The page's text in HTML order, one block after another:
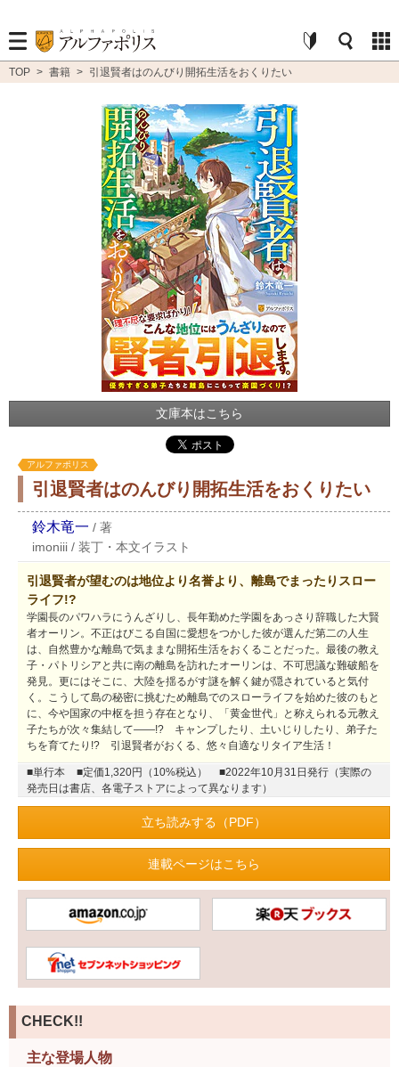
TOP > 書籍 > 引退賢者はのんびり開拓生活をおくりたい
文庫本はこちら
アルファポリス
引退賢者はのんびり開拓生活をおくりたい
鈴木竜一 / 著
imoniii / 装丁・本文イラスト
引退賢者が望むのは地位より名誉より、離島でまったりスロー
ライフ!?
学園長のパワハラにうんざりし、長年勤めた学園をあっさり辞職した大賢
者オーリン。不正はびこる自国に愛想をつかした彼が選んだ第二の人生
は、自然豊かな離島で気ままな開拓生活をおくることだった。最後の教え
子・パトリシアと共に南の離島を訪れたオーリンは、不可思議な難破船を
発見。更にはそこに、大陸を揺るがす謎を解く鍵が隠されていると気付
く。こうして島の秘密に挑むため離島でのスローライフを始めた彼のもと
に、今や国家の中枢を担う存在となり、「黄金世代」と称えられる元教え
子たちが次々集結して――!? キャンプしたり、土いじりしたり、弟子た
ちを育てたり!? 引退賢者がおくる、悠々自適なリタイア生活！
■単行本 ■定価1,320円（10%税込）
■2022年10月31日発行（実際の
発売日は書店、各電子ストアによって異なります）
立ち読みする（PDF）
連載ページはこちら
CHECK!!
主な登場人物